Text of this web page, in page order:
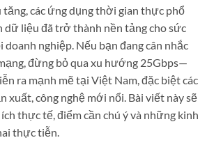
các ứng dụng thời gian thực phổ
dữ liệu đã trở thành nền tảng cho sức
doanh nghiệp. Nếu bạn đang cân nhắc
đừng bỏ qua xu hướng 25Gbps—
ra mạnh mẽ tại Việt Nam, đặc biệt các
xuất, công nghệ mới nổi. Bài viết này sẽ
thực tế, điểm cần chú ý và những kinh
thực tiễn.